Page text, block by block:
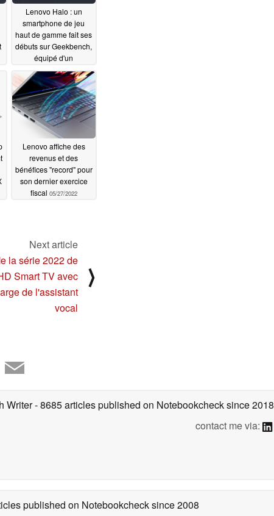
Lenovo Halo : un
smartphone de jeu
haut de gamme fait ses
débuts sur Geekbench,
équipé d'un
Snapdragon 8+ Gen 1
de Qualcomm06/29/2022
Lenovo affiche des
revenus et des
bénéfices "record" pour
son dernier exercice
fiscal 05/27/2022
Next article
la série 2022 de
Smart TV avec
de l'assistant
vocal
⟩
Writer- 8685 articles published on Notebookchecksince 2018
contact me via:
published on Notebookchecksince 2008